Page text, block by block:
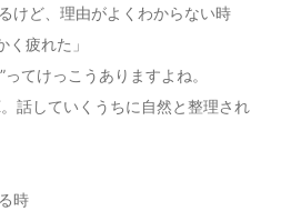
けど、理由がよくわからない時
く疲れた」
てけっこうありますよね。
話していくうちに自然と整理され
時